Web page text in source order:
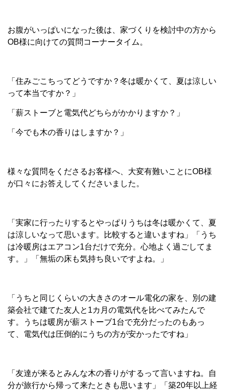
お腹がいっぱいになった後は、家づくりを検討中の方から
OB様に向けての質問コーナータイム。
「住みごこちってどうですか？冬は暖かくて、夏は涼しい
って本当ですか？」
「薪ストーブと電気代どちらがかかりますか？」
「今でも木の香りはしますか？」
様々な質問をくださるお客様へ、大変有難いことにOB様
が口々にお答えしてくださいました。
「実家に行ったりするとやっぱりうちは冬は暖かくて、夏
は涼しいなって思います。比較すると違いますね」「うち
は冷暖房はエアコン1台だけで充分。心地よく過ごしてま
す。」「無垢の床も気持ち良いですよね。」
「うちと同じくらいの大きさのオール電化の家を、別の建
築会社で建てた友人と1カ月の電気代を比べてみたんで
す。うちは暖房が薪ストーブ1台で充分だったのもあっ
て、電気代は圧倒的にうちの方が安かったですね」
「友達が来るとみんな木の香りがするって言いますね。自
分が旅行から帰って来たときも思います」「築20年以上経